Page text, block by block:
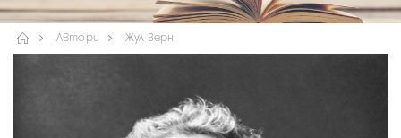
Автори Жул Верн